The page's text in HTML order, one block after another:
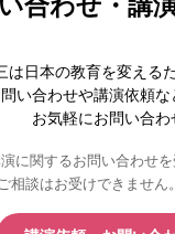
は日本の教育を変える
い合わせや講演依頼
お気軽にお問い合わ
に関するお問い合わせを
相談はお受けできません